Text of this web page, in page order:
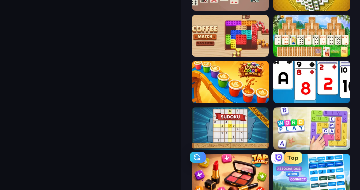
Spider Solitär 2 Suits Mahjong Tower
Magic Towers Solitaire
Coffee Color Blocks Social Solitaire
Sudoku Online Word Play
Top